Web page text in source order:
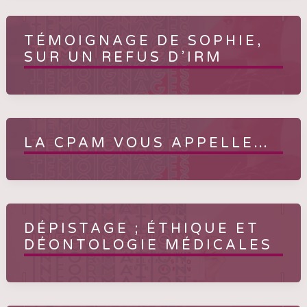
TÉMOIGNAGE DE SOPHIE,
SUR UN REFUS D’IRM
LA CPAM VOUS APPELLE…
DÉPISTAGE ; ÉTHIQUE ET
DÉONTOLOGIE MÉDICALES